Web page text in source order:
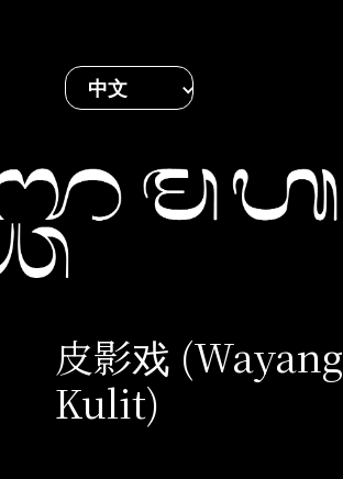
中文
皮影戏 (Wayang
Kulit)